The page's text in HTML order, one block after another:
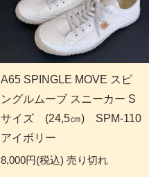
A65 SPINGLE MOVE スピ
ングルムーブ スニーカー S
サイズ (24,5㎝) SPM-110
アイボリー
8,000円(税込) 売り切れ